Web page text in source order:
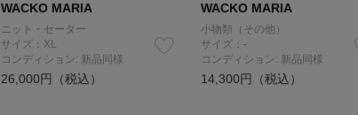
WACKO MARIA
ニット・セーター
サイズ：XL
コンディション: 新品同様
26,000円（税込）
WACKO MARIA
小物類（その他）
サイズ：-
コンディション: 新品同様
14,300円（税込）